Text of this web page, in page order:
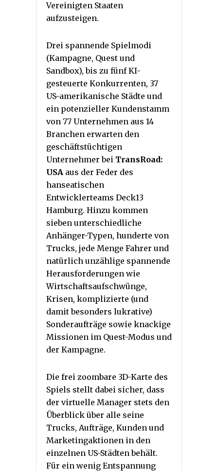
Vereinigten Staaten
aufzusteigen.
Drei spannende Spielmodi
(Kampagne, Quest und
Sandbox), bis zu fünf KI-
gesteuerte Konkurrenten, 37
US-amerikanische Städte und
ein potenzieller Kundenstamm
von 77 Unternehmen aus 14
Branchen erwarten den
geschäftstüchtigen
Unternehmer bei TransRoad:
USA aus der Feder des
hanseatischen
Entwicklerteams Deck13
Hamburg. Hinzu kommen
sieben unterschiedliche
Anhänger-Typen, hunderte von
Trucks, jede Menge Fahrer und
natürlich unzählige spannende
Herausforderungen wie
Wirtschaftsaufschwünge,
Krisen, komplizierte (und
damit besonders lukrative)
Sonderaufträge sowie knackige
Missionen im Quest-Modus und
der Kampagne.
Die frei zoombare 3D-Karte des
Spiels stellt dabei sicher, dass
der virtuelle Manager stets den
Überblick über alle seine
Trucks, Aufträge, Kunden und
Marketingaktionen in den
einzelnen US-Städten behält.
Für ein wenig Entspannung